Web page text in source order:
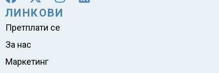
ЛИНКОВИ
Претплати се
За нас
Маркетинг